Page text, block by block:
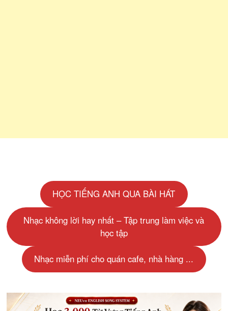
HỌC TIẾNG ANH QUA BÀI HÁT
Nhạc không lời hay nhất – Tập trung làm việc và
học tập
Nhạc miễn phí cho quán cafe, nhà hàng ...